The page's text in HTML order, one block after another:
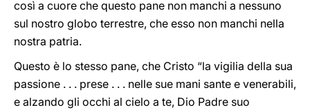
così a cuore che questo pane non manchi a nessuno
sul nostro globo terrestre, che esso non manchi nella
nostra patria.
Questo è lo stesso pane, che Cristo “la vigilia della sua
passione . . . prese . . . nelle sue mani sante e venerabili,
e alzando gli occhi al cielo a te, Dio Padre suo